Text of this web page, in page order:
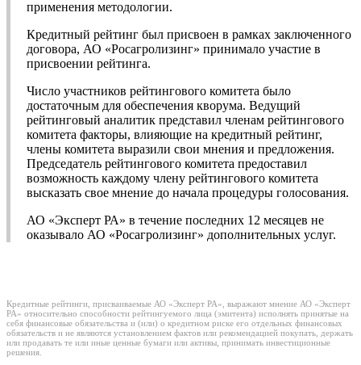
применения методологии.
Кредитный рейтинг был присвоен в рамках заключенного
договора, АО «Росагролизинг» принимало участие в
присвоении рейтинга.
Число участников рейтингового комитета было
достаточным для обеспечения кворума. Ведущий
рейтинговый аналитик представил членам рейтингового
комитета факторы, влияющие на кредитный рейтинг,
члены комитета выразили свои мнения и предложения.
Председатель рейтингового комитета предоставил
возможность каждому члену рейтингового комитета
высказать свое мнение до начала процедуры голосования.
АО «Эксперт РА» в течение последних 12 месяцев не
оказывало АО «Росагролизинг» дополнительных услуг.
Кредитные рейтинги, присваиваемые АО «Эксперт РА», выражают мнение АО «Эксперт
РА» относительно способности рейтингуемого лица (эмитента) исполнять принятые на
себя финансовые обязательства и (или) о кредитном риске его отдельных финансовых
обязательств и не являются установлением фактов или рекомендацией покупать, держать
или продавать те или иные ценные бумаги или активы, принимать инвестиционные
решения.